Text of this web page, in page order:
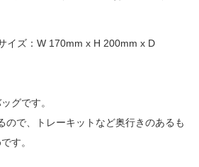
イズ：W 170mm x H 200mm x D
グです。
ので、トレーキットなど奥行きのあるも
す。